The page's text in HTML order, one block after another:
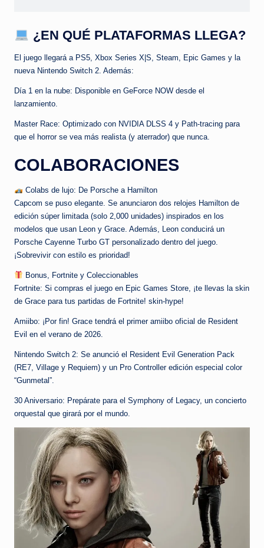
¿EN QUÉ PLATAFORMAS LLEGA?
El juego llegará a PS5, Xbox Series X|S, Steam, Epic Games y la
nueva Nintendo Switch 2. Además:
Día 1 en la nube: Disponible en GeForce NOW desde el
lanzamiento.
Master Race: Optimizado con NVIDIA DLSS 4 y Path-tracing para
que el horror se vea más realista (y aterrador) que nunca.
COLABORACIONES
Colabs de lujo: De Porsche a Hamilton
Capcom se puso elegante. Se anunciaron dos relojes Hamilton de
edición súper limitada (solo 2,000 unidades) inspirados en los
modelos que usan Leon y Grace. Además, Leon conducirá un
Porsche Cayenne Turbo GT personalizado dentro del juego.
¡Sobrevivir con estilo es prioridad!
Bonus, Fortnite y Coleccionables
Fortnite: Si compras el juego en Epic Games Store, ¡te llevas la skin
de Grace para tus partidas de Fortnite! skin-hype!
Amiibo: ¡Por fin! Grace tendrá el primer amiibo oficial de Resident
Evil en el verano de 2026.
Nintendo Switch 2: Se anunció el Resident Evil Generation Pack
(RE7, Village y Requiem) y un Pro Controller edición especial color
“Gunmetal”.
30 Aniversario: Prepárate para el Symphony of Legacy, un concierto
orquestal que girará por el mundo.